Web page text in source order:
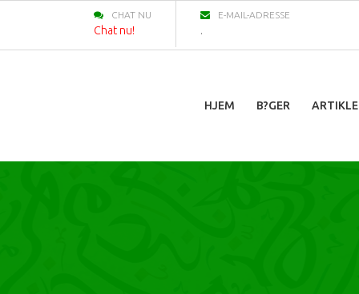
CHAT NU
Chat nu!
E-MAIL-ADRESSE
.
HJEM B?GER